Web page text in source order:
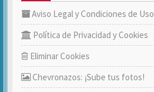
Aviso Legal y Condiciones de Uso
Política de Privacidad y Cookies
Eliminar Cookies
Chevronazos: ¡Sube tus fotos!